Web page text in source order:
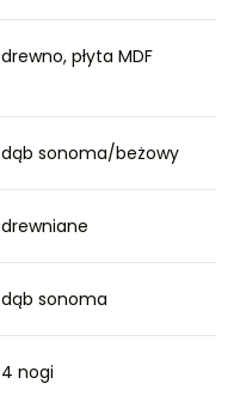
drewno, płyta MDF
dąb sonoma/beżowy
drewniane
dąb sonoma
4 nogi